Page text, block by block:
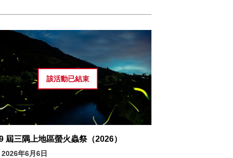
9
16
23
日置地區
青海島／通／
仙崎地區
俵山地區
三隅地區
該活動已結束
屆三隅上地區螢火蟲祭（2026）
2026年6月6日